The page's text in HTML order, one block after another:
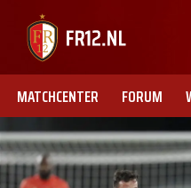
MATCHCENTER FORUM